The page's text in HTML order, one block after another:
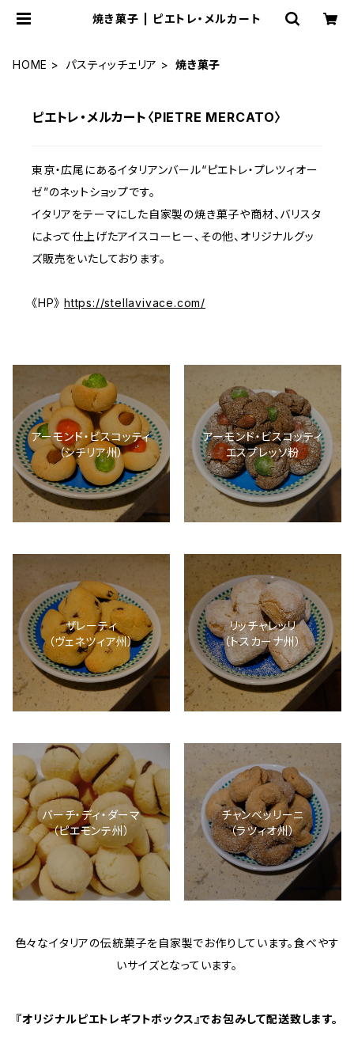
焼き菓子 | ピエトレ・メルカート
HOME パスティッチェリア 焼き菓子
ピエトレ・メルカート〈PIETRE MERCATO〉
東京・広尾にあるイタリアンバール“ピエトレ・プレツィオー
ゼ”のネットショップです。
イタリアをテーマにした自家製の焼き菓子や商材、バリスタ
によって仕上げたアイスコーヒー、その他、オリジナルグッ
ズ販売をいたしております。
《HP》 https://stellavivace.com/
アーモンド・ビスコッティ
（シチリア州）
アーモンド・ビスコッティ
エスプレッソ粉
ザレーティ
（ヴェネツィア州）
リッチャレッリ
（トスカーナ州）
バーチ・ディ・ダーマ
（ピエモンテ州）
チャンベッリーニ
（ラツィオ州）
色々なイタリアの伝統菓子を自家製でお作りしています。食べやす
いサイズとなっています。
『オリジナルピエトレギフトボックス』でお包みして配送致します。